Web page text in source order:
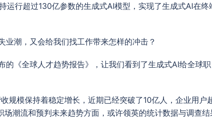
运行超过130亿参数的生成式AI模型，实现了生成式AI在终
潮，又会给我们找工作带来怎样的冲击？
《全球人才趋势报告》，让我们看到了生成式AI给全球职
规模保持着稳定增长，近期已经突破了10亿人，企业用户
潮流和预判未来趋势方面，或许领英的统计数据与调查结